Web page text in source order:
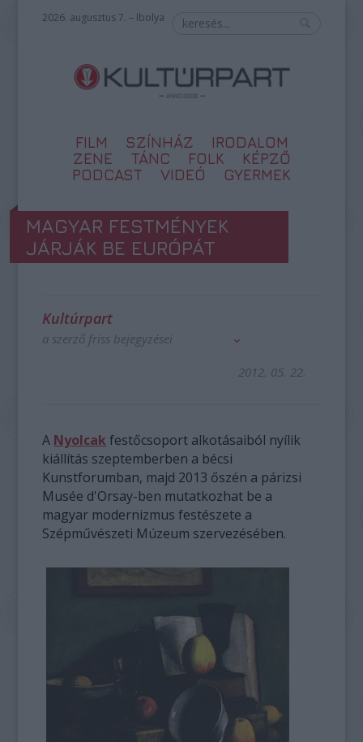
2026. augusztus 7. – Ibolya
FILM SZÍNHÁZ
IRODALOM
ZENE
TÁNC FOLK
KÉPZŐ
PODCAST
VIDEÓ GYERMEK
MAGYAR FESTMÉNYEK
JÁRJÁK BE EURÓPÁT
Kultúrpart
a szerző friss bejegyzései
2012. 05. 22.
A Nyolcak festőcsoport alkotásaiból nyílik
kiállítás szeptemberben a bécsi
Kunstforumban, majd 2013 őszén a párizsi
Musée d'Orsay-ben mutatkozhat be a
magyar modernizmus festészete a
Szépművészeti Múzeum szervezésében.